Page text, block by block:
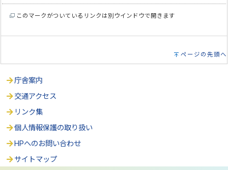
このマークがついているリンクは別ウインドウで開きます
ページの先頭へ
庁舎案内
交通アクセス
リンク集
個人情報保護の取り扱い
HPへのお問い合わせ
サイトマップ